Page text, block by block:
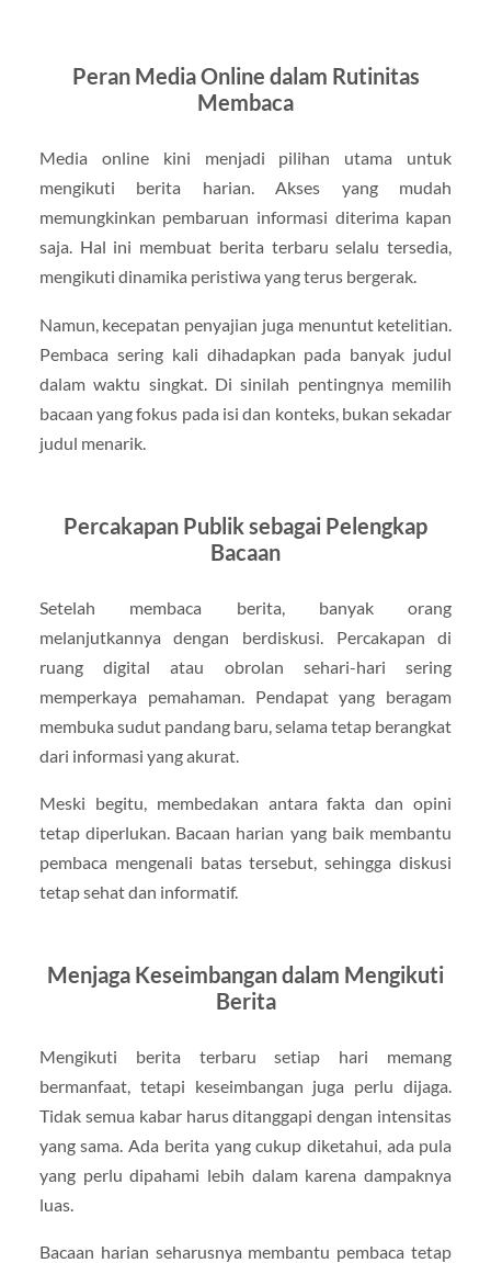
Peran Media Online dalam Rutinitas
Membaca
Media online kini menjadi pilihan utama untuk
mengikuti berita harian. Akses yang mudah
memungkinkan pembaruan informasi diterima kapan
saja. Hal ini membuat berita terbaru selalu tersedia,
mengikuti dinamika peristiwa yang terus bergerak.
Namun, kecepatan penyajian juga menuntut ketelitian.
Pembaca sering kali dihadapkan pada banyak judul
dalam waktu singkat. Di sinilah pentingnya memilih
bacaan yang fokus pada isi dan konteks, bukan sekadar
judul menarik.
Percakapan Publik sebagai Pelengkap
Bacaan
Setelah membaca berita, banyak orang
melanjutkannya dengan berdiskusi. Percakapan di
ruang digital atau obrolan sehari-hari sering
memperkaya pemahaman. Pendapat yang beragam
membuka sudut pandang baru, selama tetap berangkat
dari informasi yang akurat.
Meski begitu, membedakan antara fakta dan opini
tetap diperlukan. Bacaan harian yang baik membantu
pembaca mengenali batas tersebut, sehingga diskusi
tetap sehat dan informatif.
Menjaga Keseimbangan dalam Mengikuti
Berita
Mengikuti berita terbaru setiap hari memang
bermanfaat, tetapi keseimbangan juga perlu dijaga.
Tidak semua kabar harus ditanggapi dengan intensitas
yang sama. Ada berita yang cukup diketahui, ada pula
yang perlu dipahami lebih dalam karena dampaknya
luas.
Bacaan harian seharusnya membantu pembaca tetap